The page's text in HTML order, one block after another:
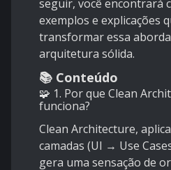
seguir, você encontrará
exemplos e explicações
transformar essa
arquitetura sólida.
📚 Conteúdo
🧩 1. Por que Clean
funciona?
Clean Architecture,
camadas (UI → Use
gera uma sensação de